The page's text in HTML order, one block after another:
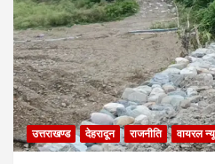
उत्तराखण्ड देहरादून राजनीति वायरल